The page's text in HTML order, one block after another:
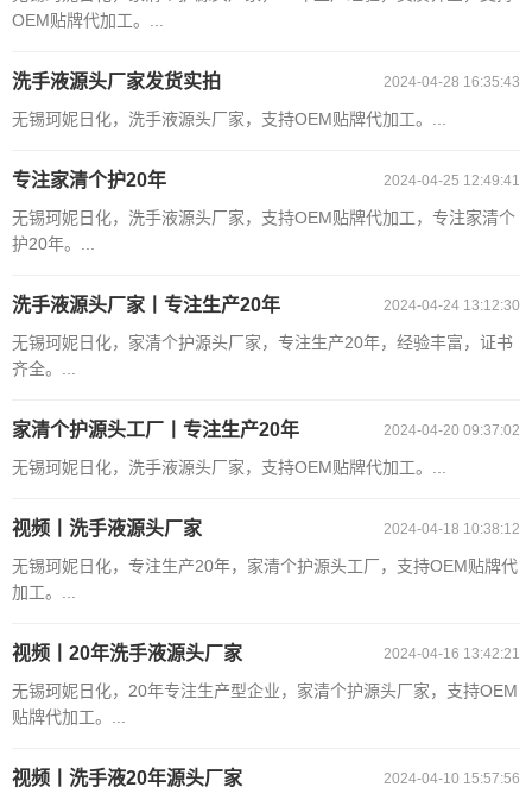
OEM贴牌代加工。...
2024-04-28 16:35:43
洗手液源头厂家发货实拍
无锡珂妮日化，洗手液源头厂家，支持OEM贴牌代加工。...
2024-04-25 12:49:41
专注家清个护20年
无锡珂妮日化，洗手液源头厂家，支持OEM贴牌代加工，专注家清个
护20年。...
2024-04-24 13:12:30
洗手液源头厂家丨专注生产20年
无锡珂妮日化，家清个护源头厂家，专注生产20年，经验丰富，证书
齐全。...
2024-04-20 09:37:02
家清个护源头工厂丨专注生产20年
无锡珂妮日化，洗手液源头厂家，支持OEM贴牌代加工。...
2024-04-18 10:38:12
视频丨洗手液源头厂家
无锡珂妮日化，专注生产20年，家清个护源头工厂，支持OEM贴牌代
加工。...
2024-04-16 13:42:21
视频丨20年洗手液源头厂家
无锡珂妮日化，20年专注生产型企业，家清个护源头厂家，支持OEM
贴牌代加工。...
2024-04-10 15:57:56
视频丨洗手液20年源头厂家